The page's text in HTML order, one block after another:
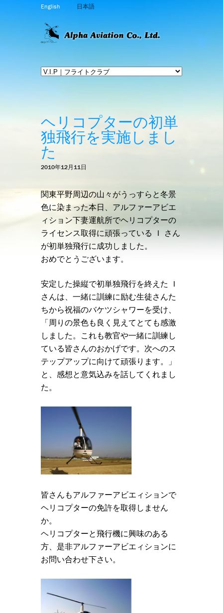
English 日本語
ヘリコプターの初単
独飛行を実施しまし
た
2010年12月11日
関東平野周辺の山々がうっすらと冬景
色に染まった本日、アルファーアビエ
ィション下妻運航所でヘリコプターの
ライセンス取得に頑張っている Ｉ さん
が初単独飛行に成功しました。
おめでとうございます。
安定した操縦で初単独飛行を終えた Ｉ
さんは、一緒に訓練に励む生徒さんた
ちから祝福のバケツシャワーを受け、
「周りの景色も良く見えてとても感激
しました。これも教官や一緒に訓練し
ている皆さんのおかげです。次へのス
テップアップに向けて頑張ります。」
と、感想と意気込みを話してくれまし
た。
皆さんもアルファーアビエィションで
ヘリコプターの免許を取得しません
か。
ヘリコプターと飛行機に興味のある
方、是非アルファーアビエィションに
お問い合わせ下さい。